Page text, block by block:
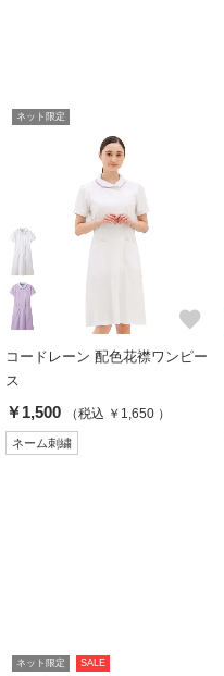
ネット限定
favorite
コードレーン 配色花襟ワンピー
ス
￥1,500 （税込 ￥1,650 ）
ネーム刺繍
ネット限定 SALE